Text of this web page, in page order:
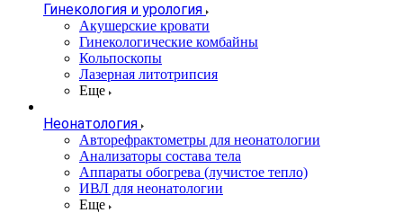
Гинекология и урология
Акушерские кровати
Гинекологические комбайны
Кольпоскопы
Лазерная литотрипсия
Еще
Неонатология
Авторефрактометры для неонатологии
Анализаторы состава тела
Аппараты обогрева (лучистое тепло)
ИВЛ для неонатологии
Еще